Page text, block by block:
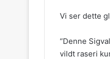
Vi ser dette
“Denne
vildt raseri